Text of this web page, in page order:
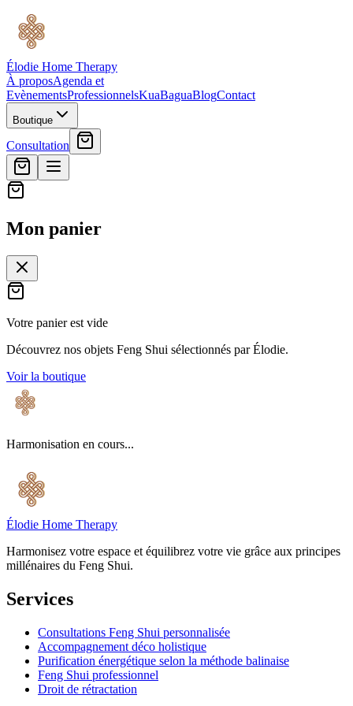
Élodie Home Therapy
À proposAgenda et
EvènementsProfessionnelsKuaBaguaBlogContact
Boutique
Consultation
Mon panier
Votre panier est vide
Découvrez nos objets Feng Shui sélectionnés par Élodie.
Voir la boutique
Harmonisation en cours...
Élodie Home Therapy
Harmonisez votre espace et équilibrez votre vie grâce aux principes
millénaires du Feng Shui.
Services
Consultations Feng Shui personnalisée
Accompagnement déco holistique
Purification énergétique selon la méthode balinaise
Feng Shui professionnel
Droit de rétractation